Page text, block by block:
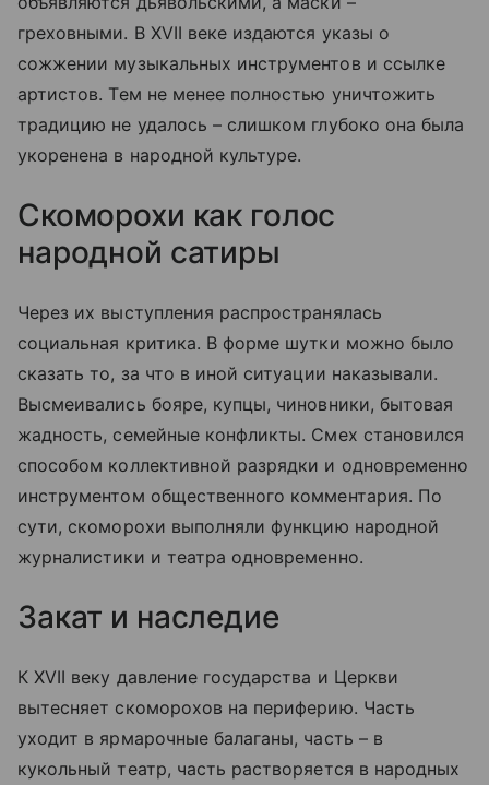
греховными. В XVII веке издаются указы о
сожжении музыкальных инструментов и ссылке
артистов. Тем не менее полностью уничтожить
традицию не удалось – слишком глубоко она была
укоренена в народной культуре.
Скоморохи как голос
народной сатиры
Через их выступления распространялась
социальная критика. В форме шутки можно было
сказать то, за что в иной ситуации наказывали.
Высмеивались бояре, купцы, чиновники, бытовая
жадность, семейные конфликты. Смех становился
способом коллективной разрядки и одновременно
инструментом общественного комментария. По
сути, скоморохи выполняли функцию народной
журналистики и театра одновременно.
Закат и наследие
К XVII веку давление государства и Церкви
вытесняет скоморохов на периферию. Часть
уходит в ярмарочные балаганы, часть – в
кукольный театр, часть растворяется в народных